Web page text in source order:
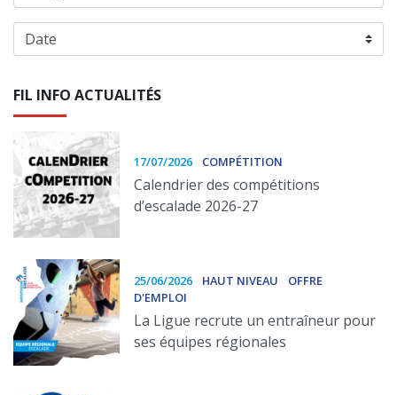
FIL INFO ACTUALITÉS
17/07/2026 COMPÉTITION
Calendrier des compétitions
d’escalade 2026-27
25/06/2026 HAUT NIVEAU
OFFRE
D'EMPLOI
La Ligue recrute un entraîneur pour
ses équipes régionales